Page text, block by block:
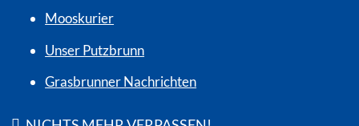
Mooskurier
Unser Putzbrunn
Grasbrunner Nachrichten